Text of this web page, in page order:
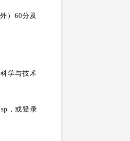
）60分及
学与技术
，或登录